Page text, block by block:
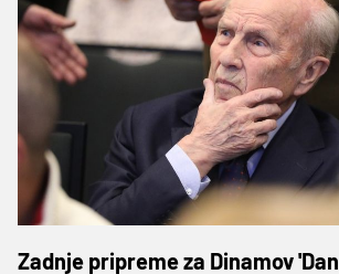
Zadnje pripreme za Dinamov